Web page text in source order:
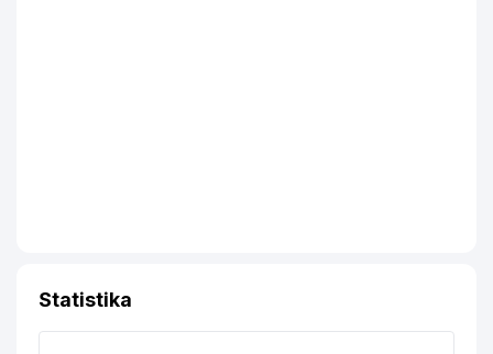
Statistika